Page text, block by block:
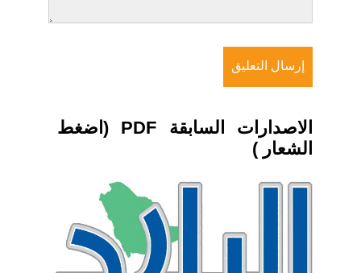
الاصدارات السابقة PDF (اضغط
الشعار )